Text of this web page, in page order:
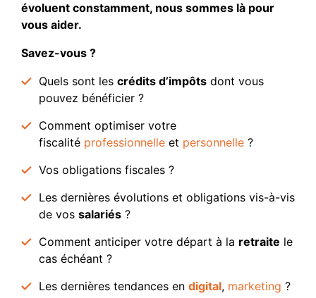
évoluent constamment, nous sommes là pour
vous aider.
Savez-vous ?
Quels sont les crédits d’impôts dont vous
pouvez bénéficier ?
Comment optimiser votre
fiscalité professionnelle et personnelle ?
Vos obligations fiscales ?
Les dernières évolutions et obligations vis-à-vis
de vos salariés ?
Comment anticiper votre départ à la retraite le
cas échéant ?
Les dernières tendances en digital, marketing ?